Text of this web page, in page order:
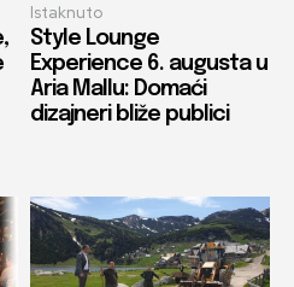
Istaknuto
Style Lounge
Experience 6. augusta u
Aria Mallu: Domaći
dizajneri bliže publici